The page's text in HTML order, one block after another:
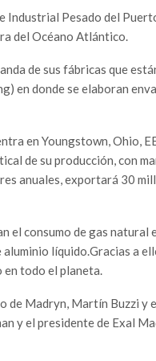
Industrial Pesado del
del Océano Atlántico.
de sus fábricas que
en donde se elaboran
en Youngstown, Ohio,
de su producción, con
anuales, exportará 30
consumo de gas natural
líquido.Gracias a
en todo el planeta.
de Madryn, Martín Buzzi y
y el presidente de Exal